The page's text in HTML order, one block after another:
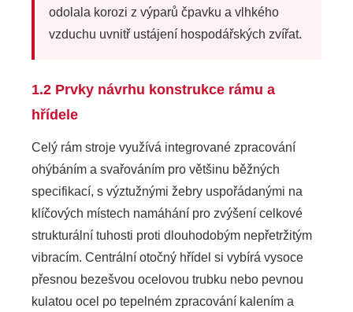
odolala korozi z výparů čpavku a vlhkého
vzduchu uvnitř ustájení hospodářských zvířat.
1.2 Prvky návrhu konstrukce rámu a
hřídele
Celý rám stroje využívá integrované zpracování
ohýbáním a svařováním pro většinu běžných
specifikací, s výztužnými žebry uspořádanými na
klíčových místech namáhání pro zvýšení celkové
strukturální tuhosti proti dlouhodobým nepřetržitým
vibracím. Centrální otočný hřídel si vybírá vysoce
přesnou bezešvou ocelovou trubku nebo pevnou
kulatou ocel po tepelném zpracování kalením a